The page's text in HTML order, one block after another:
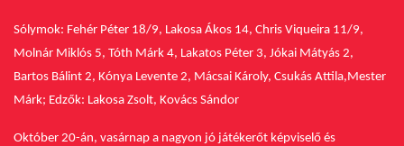
Sólymok: Fehér Péter 18/9, Lakosa Ákos 14, Chris Viqueira 11/9,
Molnár Miklós 5, Tóth Márk 4, Lakatos Péter 3, Jókai Mátyás 2,
Bartos Bálint 2, Kónya Levente 2, Mácsai Károly, Csukás Attila,Mester
Márk; Edzők: Lakosa Zsolt, Kovács Sándor
Október 20-án, vasárnap a nagyon jó játékerőt képviselő és